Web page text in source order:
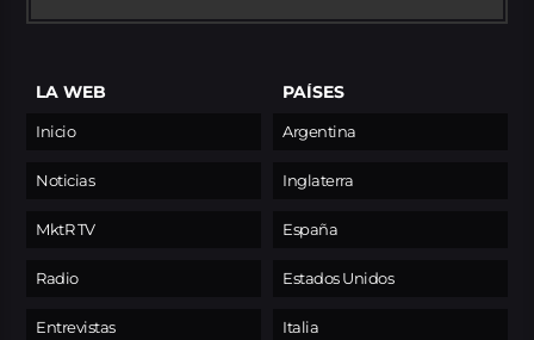
LA WEB
Inicio
Noticias
MktR TV
Radio
Entrevistas
PAÍSES
Argentina
Inglaterra
España
Estados Unidos
Italia